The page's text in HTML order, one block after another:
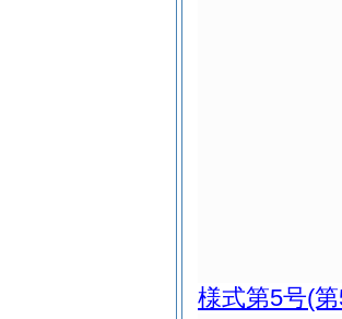
様式第5号(